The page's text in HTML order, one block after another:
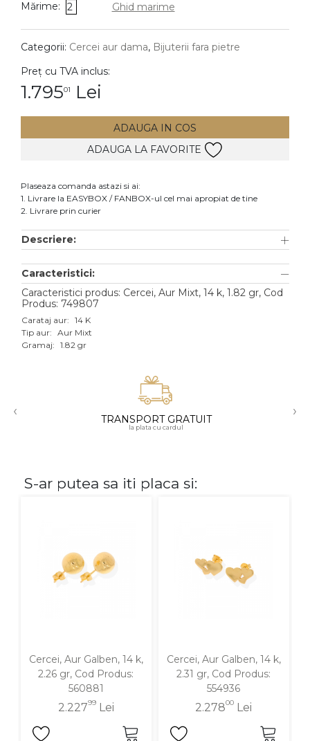
DIAMANTE Vezi toate
Cercei
Accesorii
Aur alb
Aur roz
Aur mixt
18K
Mărime: 2 Ghid marime
Categorii: Cercei aur dama, Bijuterii fara pietre
Preț cu TVA inclus:
1.79501 Lei
ADAUGA IN COS
ADAUGA LA FAVORITE
Plaseaza comanda astazi si ai:
1. Livrare la EASYBOX / FANBOX-ul cel mai apropiat de tine
2. Livrare prin curier
Descriere:
Caracteristici:
Caracteristici produs: Cercei, Aur Mixt, 14 k, 1.82 gr, Cod
Produs: 749807
Carataj aur: 14 K
Tip aur: Aur Mixt
Gramaj: 1.82 gr
‹ TRANSPORT GRATUIT
la plata cu cardul
›
S-ar putea sa iti placa si:
Cercei, Aur Galben, 14 k,
2.26 gr, Cod Produs:
560881
2.22799Lei
Cercei, Aur Galben, 14 k,
2.31 gr, Cod Produs:
554936
2.27800 Lei